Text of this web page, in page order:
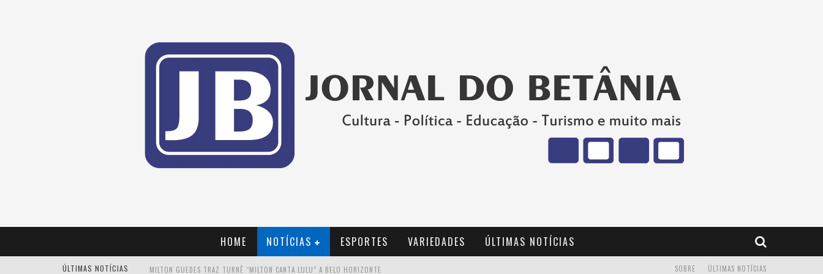
HOME NOTÍCIAS ESPORTES VARIEDADES ÚLTIMAS NOTÍCIAS
ÚLTIMAS NOTÍCIAS MILTON GUEDES TRAZ TURNÊ “MILTON CANTA LULU” A BELO HORIZONTE ÚLTIMAS NOTÍCIAS
SOBRE